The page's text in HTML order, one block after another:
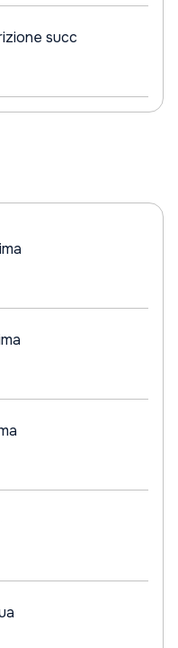
succ